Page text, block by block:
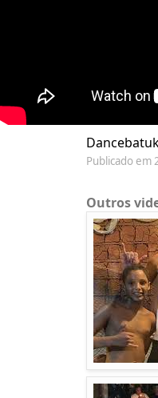
Publicado em
Outros